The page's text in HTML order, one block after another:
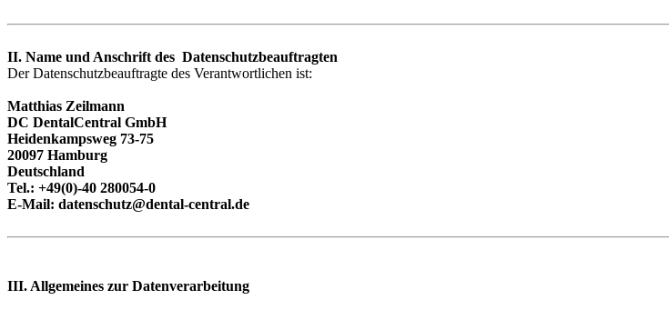
II. Name und Anschrift des Datenschutzbeauftragten
Der Datenschutzbeauftragte des Verantwortlichen ist:
Matthias Zeilmann
DC DentalCentral GmbH
Heidenkampsweg 73-75
20097 Hamburg
Deutschland
Tel.: +49(0)-40 280054-0
E-Mail: datenschutz@dental-central.de
III. Allgemeines zur Datenverarbeitung